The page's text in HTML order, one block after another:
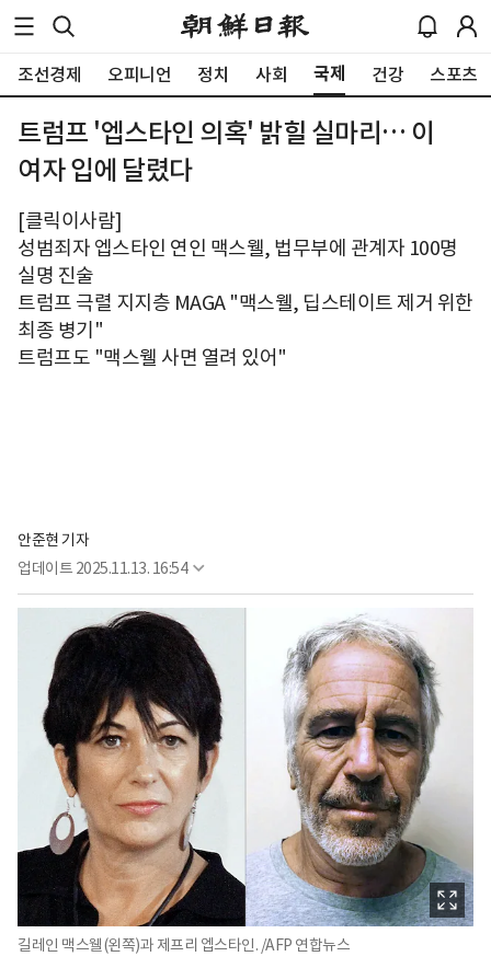
조선경제 오피니언 정치 사회 국제 건강 스포츠
트럼프 '엡스타인 의혹' 밝힐 실마리… 이
여자 입에 달렸다
[클릭이사람]
성범죄자 엡스타인 연인 맥스웰, 법무부에 관계자 100명
실명 진술
트럼프 극렬 지지층 MAGA "맥스웰, 딥스테이트 제거 위한
최종 병기"
트럼프도 "맥스웰 사면 열려 있어"
안준현 기자
업데이트 2025.11.13. 16:54
길레인 맥스웰(왼쪽)과 제프리 엡스타인. /AFP 연합뉴스